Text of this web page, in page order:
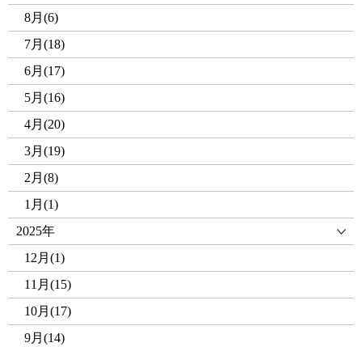
8月(6)
7月(18)
6月(17)
5月(16)
4月(20)
3月(19)
2月(8)
1月(1)
2025年
12月(1)
11月(15)
10月(17)
9月(14)